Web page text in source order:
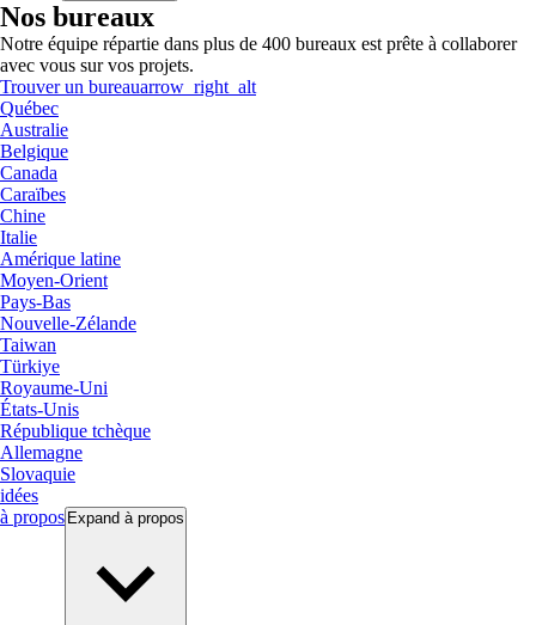
Nos bureaux
Notre équipe répartie dans plus de 400 bureaux est prête à collaborer
avec vous sur vos projets.
Trouver un bureauarrow_right_alt
Québec
Australie
Belgique
Canada
Caraïbes
Chine
Italie
Amérique latine
Moyen-Orient
Pays-Bas
Nouvelle-Zélande
Taiwan
Türkiye
Royaume-Uni
États-Unis
République tchèque
Allemagne
Slovaquie
idées
à propos Expand à propos